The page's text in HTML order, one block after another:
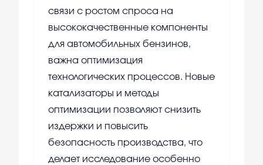
связи с ростом спроса на
высококачественные компоненты
для автомобильных бензинов,
важна оптимизация
технологических процессов. Новые
катализаторы и методы
оптимизации позволяют снизить
издержки и повысить
безопасность производства, что
делает исследование особенно